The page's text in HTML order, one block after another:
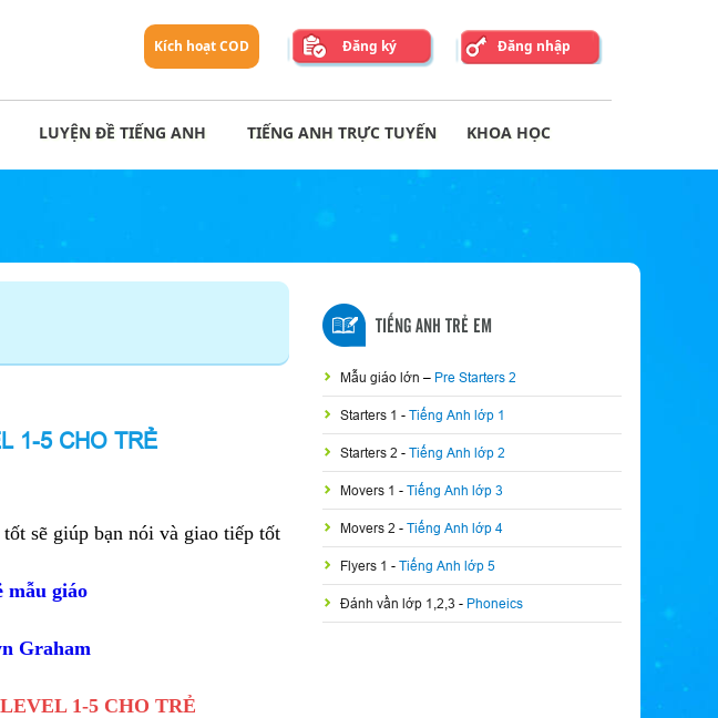
Đăng nhập
Đăng ký
Kích hoạt COD
LUYỆN ĐỀ TIẾNG ANH TIẾNG ANH TRỰC TUYẾN KHOA HỌC
1-5 CHO TRẺ
sẽ giúp bạn nói và giao tiếp tốt
mẫu giáo
Graham
1-5 CHO TRẺ
TIẾNG ANH TRẺ EM
Mẫu giáo lớn – Pre Starters 2
Starters 1 - Tiếng Anh lớp 1
Starters 2 - Tiếng Anh lớp 2
Movers 1 - Tiếng Anh lớp 3
Movers 2 - Tiếng Anh lớp 4
Flyers 1 - Tiếng Anh lớp 5
Đánh vần lớp 1,2,3 - Phoneics